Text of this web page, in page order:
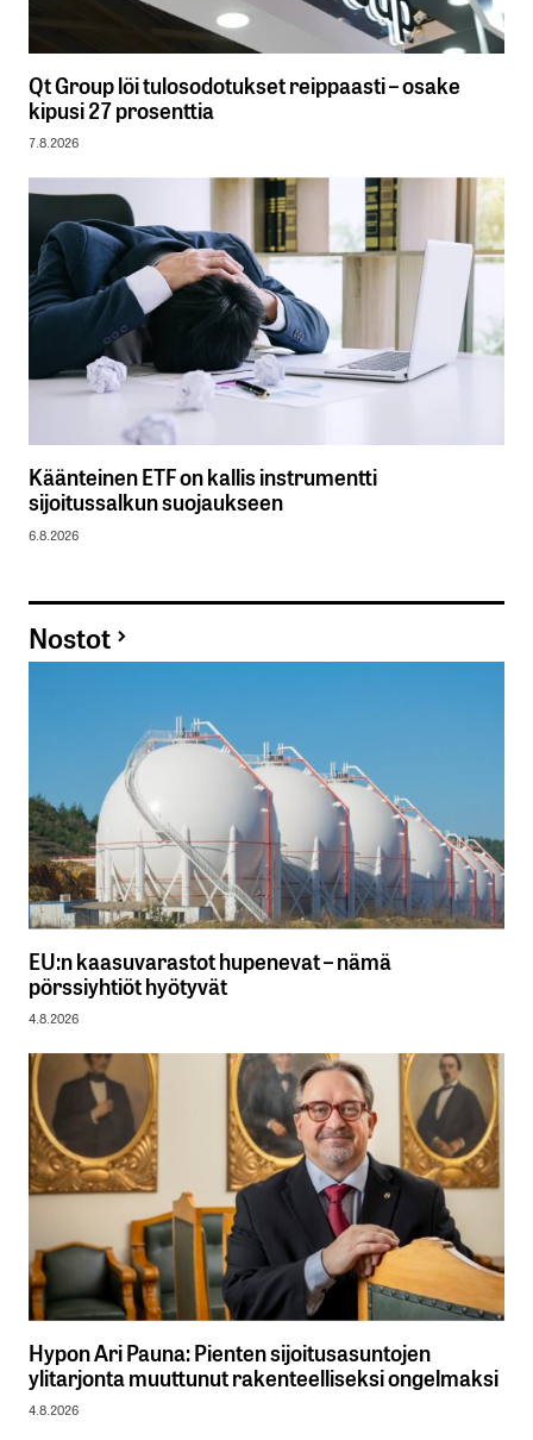
Qt Group löi tulosodotukset reippaasti – osake
kipusi 27 prosenttia
7.8.2026
Käänteinen ETF on kallis instrumentti
sijoitussalkun suojaukseen
6.8.2026
Nostot
EU:n kaasuvarastot hupenevat – nämä
pörssiyhtiöt hyötyvät
4.8.2026
Hypon Ari Pauna: Pienten sijoitusasuntojen
ylitarjonta muuttunut rakenteelliseksi ongelmaksi
4.8.2026